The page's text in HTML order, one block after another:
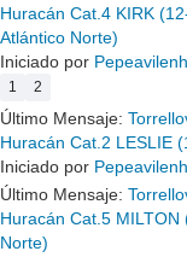
Huracán Cat.4 KIRK
Atlántico Norte)
Iniciado por
1 2
Último Mensaje:
Huracán Cat.2 LESLIE
Iniciado por
Último Mensaje:
Huracán Cat.5
Norte)